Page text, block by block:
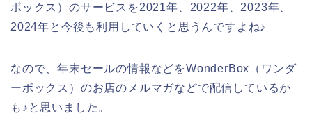
ボックス）のサービスを2021年、2022年、2023年、
2024年と今後も利用していくと思うんですよね♪
なので、年末セールの情報などをWonderBox（ワンダ
ーボックス）のお店のメルマガなどで配信しているか
も♪と思いました。